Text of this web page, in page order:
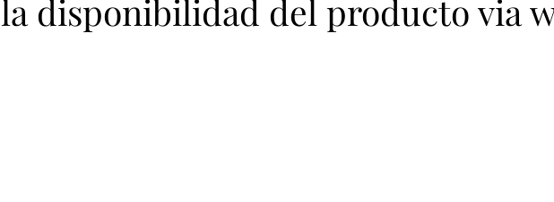
la disponibilidad del producto via